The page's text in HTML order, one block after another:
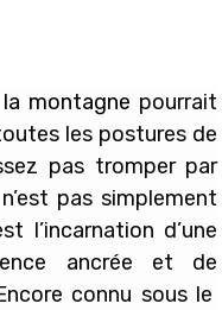
montagne pourrait
les postures de
pas tromper par
pas simplement
l’incarnation d’une
ancrée et de
connu sous le